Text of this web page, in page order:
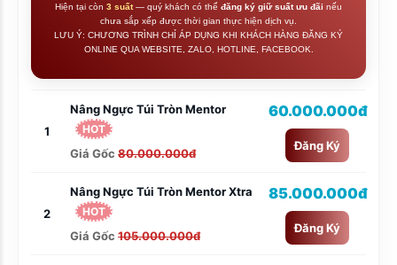
Hiện tại còn 3 suất— quý khách có thể đăng ký giữ suất ưu đãi nếu
chưa sắp xếp được thời gian thực hiện dịch vụ.
LƯU Ý: CHƯƠNG TRÌNH CHỈ ÁP DỤNG KHI KHÁCH HÀNG ĐĂNG KÝ
ONLINE QUA WEBSITE, ZALO, HOTLINE, FACEBOOK.
1
Nâng Ngực Túi Tròn Mentor
HOT
Giá Gốc 80.000.000đ
60.000.000đ
Đăng Ký
2
Nâng Ngực Túi Tròn Mentor Xtra
HOT
Giá Gốc 105.000.000đ
85.000.000đ
Đăng Ký